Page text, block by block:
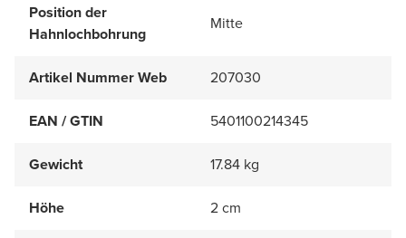
Position der
Hahnlochbohrung
Mitte
Artikel Nummer Web 207030
EAN / GTIN 5401100214345
Gewicht 17.84 kg
Höhe 2 cm